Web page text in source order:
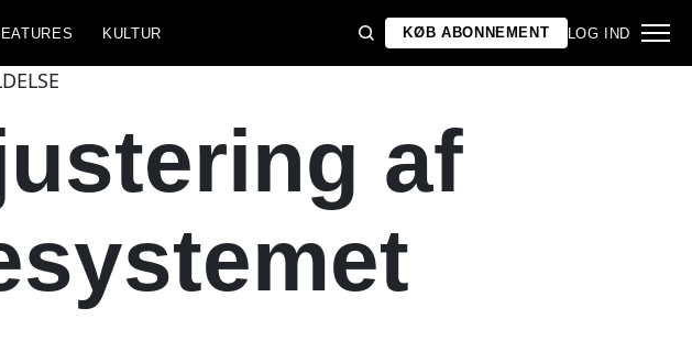
KULTUR KØB ABONNEMENT LOG IND
af